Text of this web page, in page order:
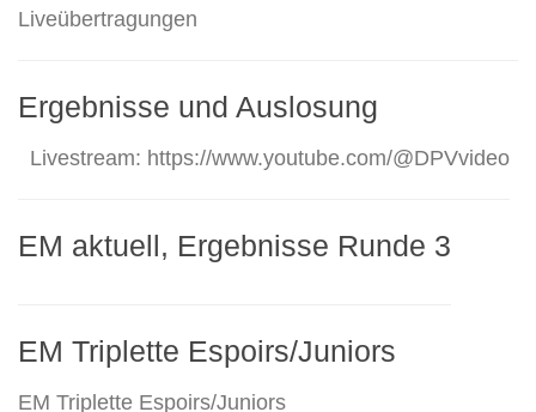
Liveübertragungen
Ergebnisse und Auslosung
Livestream: https://www.youtube.com/@DPVvideo
EM aktuell, Ergebnisse Runde 3
EM Triplette Espoirs/Juniors
EM Triplette Espoirs/Juniors